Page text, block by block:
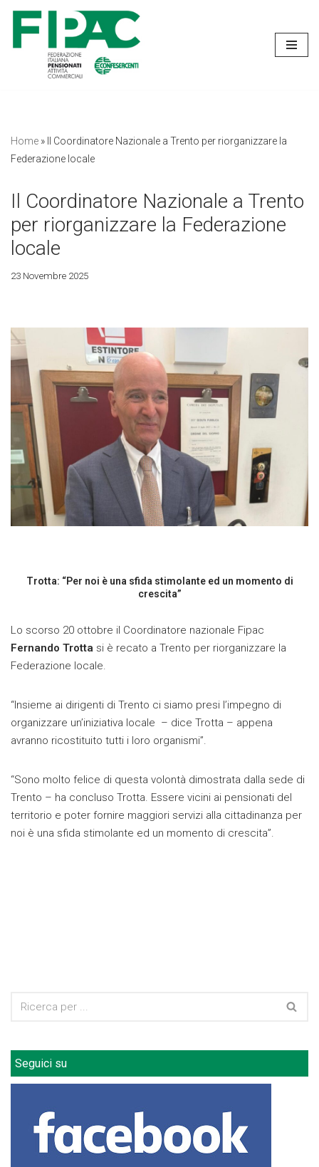
Vai
contenuto
Home »
Il Coordinatore Nazionale a Trento per riorganizzare la
Federazione locale
Il Coordinatore Nazionale a Trento
per riorganizzare la Federazione
locale
23 Novembre 2025
Trotta: “Per noi è una sfida stimolante ed un momento di
crescita”
Lo scorso 20 ottobre il Coordinatore nazionale Fipac
Fernando Trotta si è recato a Trento per riorganizzare la
Federazione locale.
“Insieme ai dirigenti di Trento ci siamo presi l’impegno di
organizzare un’iniziativa locale – dice Trotta – appena
avranno ricostituito tutti i loro organismi”.
“Sono molto felice di questa volontà dimostrata dalla sede di
Trento – ha concluso Trotta. Essere vicini ai pensionati del
territorio e poter fornire maggiori servizi alla cittadinanza per
noi è una sfida stimolante ed un momento di crescita”.
Seguici su